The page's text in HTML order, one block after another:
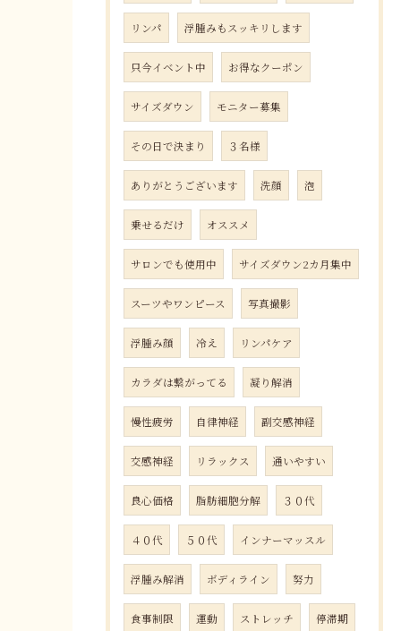
リンパ 浮腫みもスッキリします
只今イベント中 お得なクーポン
サイズダウン モニター募集
その日で決まり ３名様
ありがとうございます 洗顔 泡
乗せるだけ オススメ
サロンでも使用中 サイズダウン2カ月集中
スーツやワンピース 写真撮影
浮腫み顔 冷え リンパケア
カラダは繋がってる 凝り解消
慢性疲労 自律神経 副交感神経
交感神経 リラックス 通いやすい
良心価格 脂肪細胞分解 ３０代
４０代 ５０代 インナーマッスル
浮腫み解消 ボディライン 努力
食事制限 運動 ストレッチ 停滞期